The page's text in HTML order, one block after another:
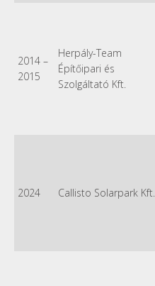
2014 –
2015
Herpály-Team
Építőipari és
Szolgáltató Kft.
2024 Callisto Solarpark Kft.